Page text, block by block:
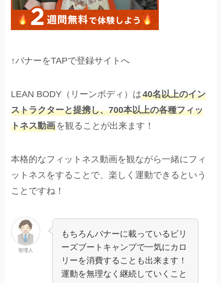
↑バナーをTAPで登録サイトへ
LEAN BODY（リーンボディ）は40名以上のイン
ストラクターと提携し、700本以上の各種フィッ
トネス動画を観ることが出来ます！
本格的なフィットネス動画を観ながら一緒にフィ
ットネスをすることで、楽しく運動できるという
ことですね！
管理人
もちろんバナーに載っているビリ
ーズブートキャンプで一気にカロ
リーを消費することも出来ます！
運動を無理なく継続していくこと